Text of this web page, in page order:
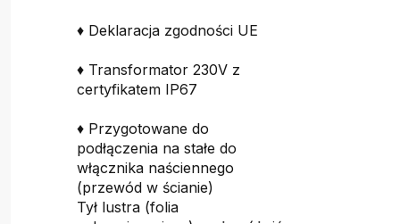
♦ Deklaracja zgodności UE
♦ Transformator 230V z
certyfikatem IP67
♦ Przygotowane do
podłączenia na stałe do
włącznika naściennego
(przewód w ścianie)
Tył lustra (folia